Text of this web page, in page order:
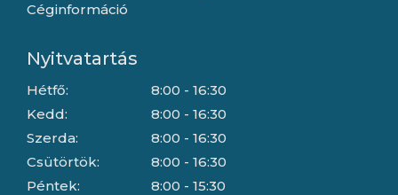
Céginformáció
Nyitvatartás
Hétfő:
Kedd:
Szerda:
Csütörtök:
Péntek:
8:00 - 16:30
8:00 - 16:30
8:00 - 16:30
8:00 - 16:30
8:00 - 15:30